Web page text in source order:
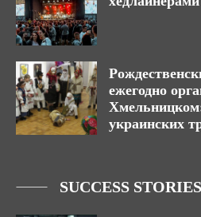
ежегодно
украинских
SUCCESS STORIES